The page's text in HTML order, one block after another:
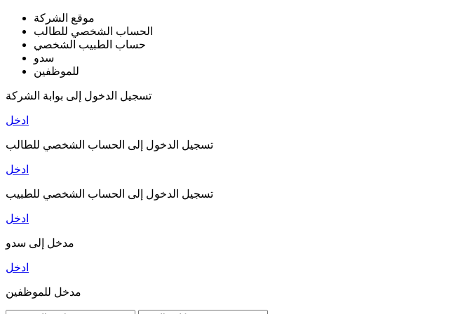
موقع الشركة
الحساب الشخصي للطالب
حساب الطبيب الشخصي
سدو
للموظفين
تسجيل الدخول إلى بوابة الشركة
ادخل
تسجيل الدخول إلى الحساب الشخصي للطالب
ادخل
تسجيل الدخول إلى الحساب الشخصي للطبيب
ادخل
مدخل إلى سدو
ادخل
مدخل للموظفين